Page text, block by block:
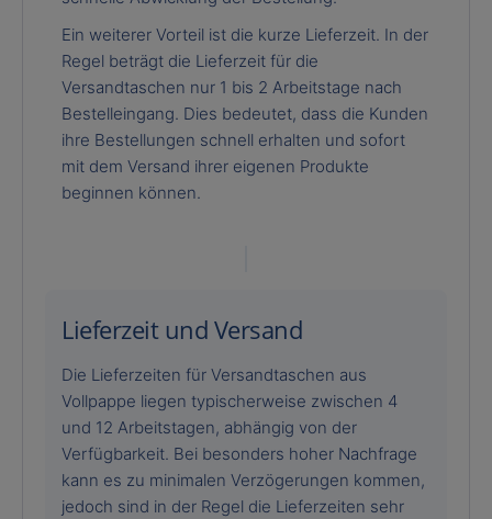
Ein weiterer Vorteil ist die kurze Lieferzeit. In der
Regel beträgt die Lieferzeit für die
Versandtaschen nur 1 bis 2 Arbeitstage nach
Bestelleingang. Dies bedeutet, dass die Kunden
ihre Bestellungen schnell erhalten und sofort
mit dem Versand ihrer eigenen Produkte
beginnen können.
Lieferzeit und Versand
Die Lieferzeiten für Versandtaschen aus
Vollpappe liegen typischerweise zwischen 4
und 12 Arbeitstagen, abhängig von der
Verfügbarkeit. Bei besonders hoher Nachfrage
kann es zu minimalen Verzögerungen kommen,
jedoch sind in der Regel die Lieferzeiten sehr